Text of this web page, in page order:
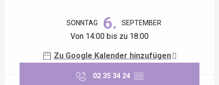
SONNTAG 6. SEPTEMBER
Von 14:00 bis zu 18:00
Zu Google Kalender hinzufügen
02 35 34 24 ▒▒